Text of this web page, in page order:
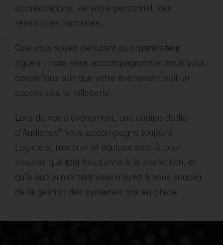
accréditations, de votre personnel, des
ressources humaines.
Que vous soyez débutant ou organisateur
aguerri, nous vous accompagnons et nous vous
conseillons afin que votre événement soit un
succès dès la billetterie.
Lors de votre événement, une équipe dédié
d’Audience* vous accompagne toujours.
Logiciels, matériel et équipes sont là pour
assurer que tout fonctionne à la perfection, et
qu’à aucun moment vous n’ayez à vous soucier
de la gestion des systèmes mis en place.